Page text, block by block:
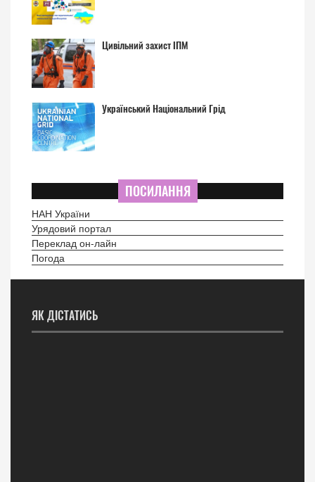
Цивільний захист ІПМ
Український Національний Грід
ПОСИЛАННЯ
НАН України
Урядовий портал
Переклад он-лайн
Погода
ЯК ДІСТАТИСЬ